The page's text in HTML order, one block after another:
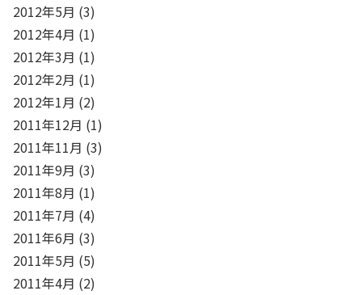
2012年5月 (3)
2012年4月 (1)
2012年3月 (1)
2012年2月 (1)
2012年1月 (2)
2011年12月 (1)
2011年11月 (3)
2011年9月 (3)
2011年8月 (1)
2011年7月 (4)
2011年6月 (3)
2011年5月 (5)
2011年4月 (2)